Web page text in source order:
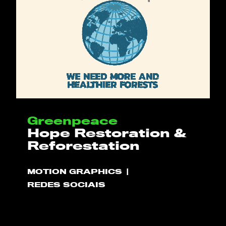
PLAY!
O QUE NÓS FAZEMOS
PROJETOS
Greenpeace
Hope Restoration &
Reforestation
MOTION GRAPHICS
REDES SOCIAIS